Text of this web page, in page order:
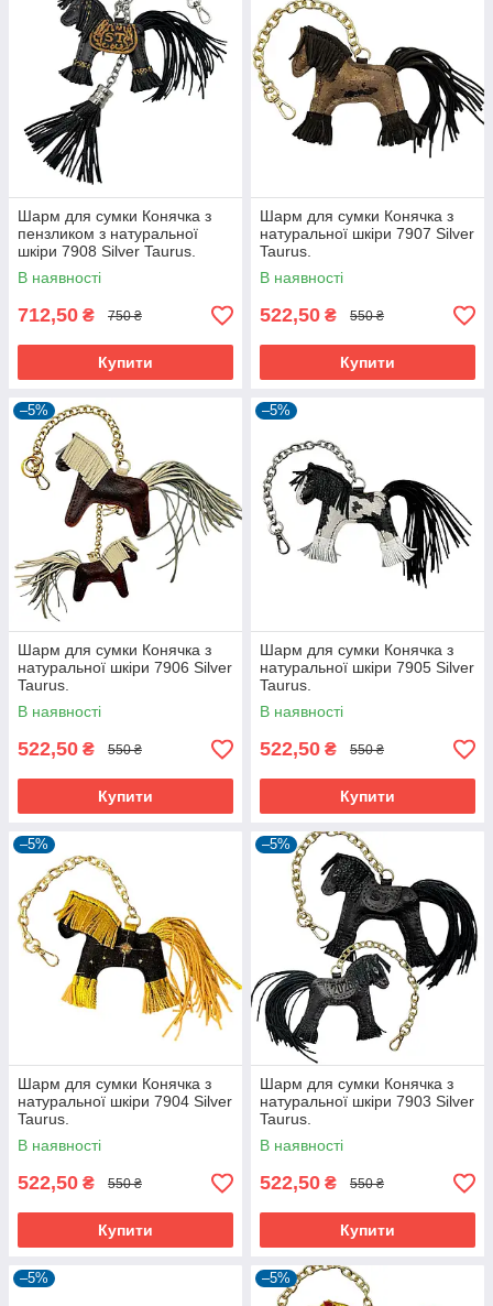
Шарм для сумки Конячка з
пензликом з натуральної
шкіри 7908 Silver Taurus.
В наявності
712,50 ₴ 750 ₴
Купити
Шарм для сумки Конячка з
натуральної шкіри 7907 Silver
Taurus.
В наявності
522,50 ₴ 550 ₴
Купити
–5%
Шарм для сумки Конячка з
натуральної шкіри 7906 Silver
Taurus.
В наявності
522,50 ₴ 550 ₴
Купити
–5%
Шарм для сумки Конячка з
натуральної шкіри 7905 Silver
Taurus.
В наявності
522,50 ₴ 550 ₴
Купити
–5%
Шарм для сумки Конячка з
натуральної шкіри 7904 Silver
Taurus.
В наявності
522,50 ₴ 550 ₴
Купити
–5%
Шарм для сумки Конячка з
натуральної шкіри 7903 Silver
Taurus.
В наявності
522,50 ₴ 550 ₴
Купити
–5% –5%